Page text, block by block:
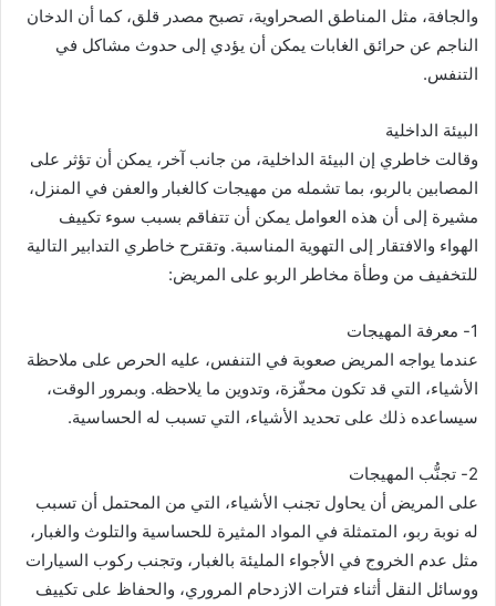
والجافة، مثل المناطق الصحراوية، تصبح مصدر قلق، كما أن الدخان
الناجم عن حرائق الغابات يمكن أن يؤدي إلى حدوث مشاكل في
التنفس.
البيئة الداخلية
وقالت خاطري إن البيئة الداخلية، من جانب آخر، يمكن أن تؤثر على
المصابين بالربو، بما تشمله من مهيجات كالغبار والعفن في المنزل،
مشيرة إلى أن هذه العوامل يمكن أن تتفاقم بسبب سوء تكييف
الهواء والافتقار إلى التهوية المناسبة. وتقترح خاطري التدابير التالية
للتخفيف من وطأة مخاطر الربو على المريض:
1- معرفة المهيجات
عندما يواجه المريض صعوبة في التنفس، عليه الحرص على ملاحظة
الأشياء، التي قد تكون محفّزة، وتدوين ما يلاحظه. وبمرور الوقت،
سيساعده ذلك على تحديد الأشياء، التي تسبب له الحساسية.
2- تجنُّب المهيجات
على المريض أن يحاول تجنب الأشياء، التي من المحتمل أن تسبب
له نوبة ربو، المتمثلة في المواد المثيرة للحساسية والتلوث والغبار،
مثل عدم الخروج في الأجواء المليئة بالغبار، وتجنب ركوب السيارات
ووسائل النقل أثناء فترات الازدحام المروري، والحفاظ على تكييف